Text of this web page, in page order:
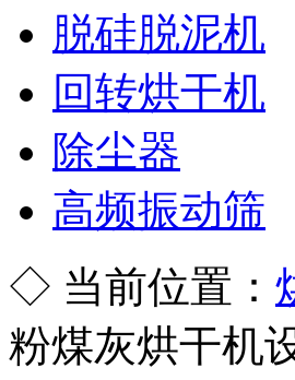
脱硅脱泥机
回转烘干机
除尘器
高频振动筛
◇ 当前位置：
粉煤灰烘干机